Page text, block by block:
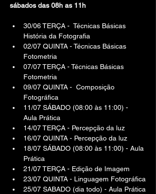
sábados das 08h as 11h
30/06 TERÇA -  Técnicas Básicas
História da Fotografia
02/07 QUINTA - Técnicas Básicas
Fotometria
07/07 TERÇA - Técnicas Básicas
Fotometria
09/07 QUINTA -  Composição
Fotográfica
11/07 SÁBADO (08:00 às 11:00) -
Aula Prática
14/07 TERÇA - Percepção da luz
16/07 QUINTA - Percepção da luz
18/07 SÁBADO (08:00 às 11:00) - Aula
Prática
21/07 TERÇA - Edição de Imagem
23/07 QUINTA - Linguagem Fotográfica
25/07 SABADO (dia todo) - Aula Prática